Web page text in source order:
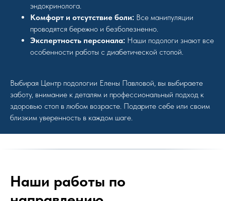
эндокринолога.
Комфорт и отсутствие боли: Все манипуляции
проводятся бережно и безболезненно.
Экспертность персонала: Наши подологи знают все
особенности работы с диабетической стопой.
Выбирая Центр подологии Елены Павловой, вы выбираете
заботу, внимание к деталям и профессиональный подход к
здоровью стоп в любом возрасте. Подарите себе или своим
близким уверенность в каждом шаге.
Наши работы по